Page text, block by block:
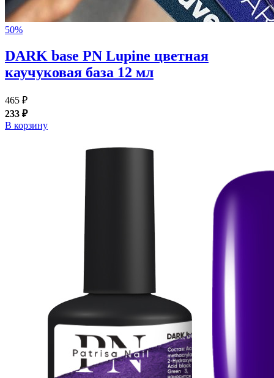
50%
DARK base PN Lupine цветная
каучуковая база 12 мл
465 ₽
233 ₽
В корзину